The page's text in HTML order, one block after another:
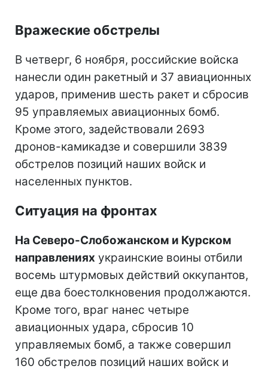
Вражеские обстрелы
В четверг, 6 ноября, российские войска
нанесли один ракетный и 37 авиационных
ударов, применив шесть ракет и сбросив
95 управляемых авиационных бомб.
Кроме этого, задействовали 2693
дронов-камикадзе и совершили 3839
обстрелов позиций наших войск и
населенных пунктов.
Ситуация на фронтах
На Северо-Слобожанском и Курском
направлениях украинские воины отбили
восемь штурмовых действий оккупантов,
еще два боестолкновения продолжаются.
Кроме того, враг нанес четыре
авиационных удара, сбросив 10
управляемых бомб, а также совершил
160 обстрелов позиций наших войск и